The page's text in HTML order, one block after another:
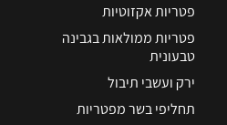
פטריות אקזוטיות
פטריות ממולאות בגבינה
טבעונית
ירק ועשבי תיבול
תחליפי בשר מפטריות